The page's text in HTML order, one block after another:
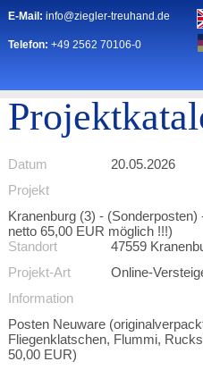
E-Mail: info@ziegler-treuhand.de
Telefon: +49 2562 70106-0
Datum
20.05.2026
Projekt
Kranenburg (3) -
netto 65,00 EUR möglich !!!)
Standort
47559
Projekt-Art
Online-
Information
Posten Neuware
Fliegenklatschen, Flummi,
50,00 EUR)